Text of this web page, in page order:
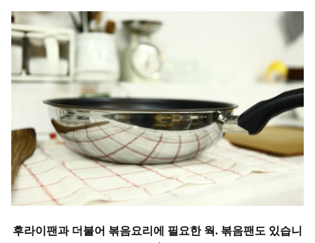
후라이팬과 더불어 볶음요리에 필요한 웍. 볶음팬도 있습니